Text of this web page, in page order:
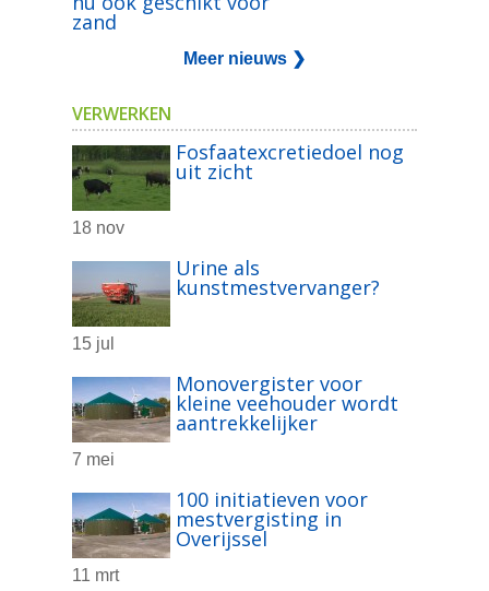
zand
Meer nieuws ❯
VERWERKEN
Fosfaatexcretiedoel nog
uit zicht
18 nov
Urine als
kunstmestvervanger?
15 jul
Monovergister voor
kleine veehouder wordt
aantrekkelijker
7 mei
100 initiatieven voor
mestvergisting in
Overijssel
11 mrt